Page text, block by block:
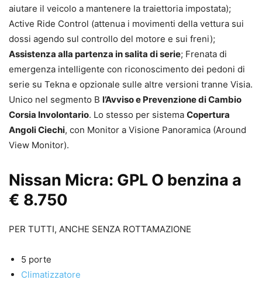
aiutare il veicolo a mantenere la traiettoria impostata);
Active Ride Control (attenua i movimenti della vettura sui
dossi agendo sul controllo del motore e sui freni);
Assistenza alla partenza in salita di serie; Frenata di
emergenza intelligente con riconoscimento dei pedoni di
serie su Tekna e opzionale sulle altre versioni tranne Visia.
Unico nel segmento B l’Avviso e Prevenzione di Cambio
Corsia Involontario. Lo stesso per sistema Copertura
Angoli Ciechi, con Monitor a Visione Panoramica (Around
View Monitor).
Nissan Micra: GPL O benzina a
€ 8.750
PER TUTTI, ANCHE SENZA ROTTAMAZIONE
5 porte
Climatizzatore